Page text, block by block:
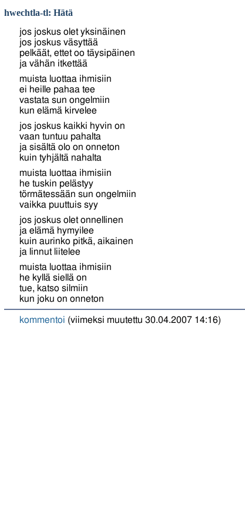
hwechtla-tl: Hätä
jos joskus olet yksinäinen
jos joskus väsyttää
pelkäät, ettet oo täysipäinen
ja vähän itkettää
muista luottaa ihmisiin
ei heille pahaa tee
vastata sun ongelmiin
kun elämä kirvelee
jos joskus kaikki hyvin on
vaan tuntuu pahalta
ja sisältä olo on onneton
kuin tyhjältä nahalta
muista luottaa ihmisiin
he tuskin pelästyy
törmätessään sun ongelmiin
vaikka puuttuis syy
jos joskus olet onnellinen
ja elämä hymyilee
kuin aurinko pitkä, aikainen
ja linnut liitelee
muista luottaa ihmisiin
he kyllä siellä on
tue, katso silmiin
kun joku on onneton
kommentoi (viimeksi muutettu 30.04.2007 14:16)